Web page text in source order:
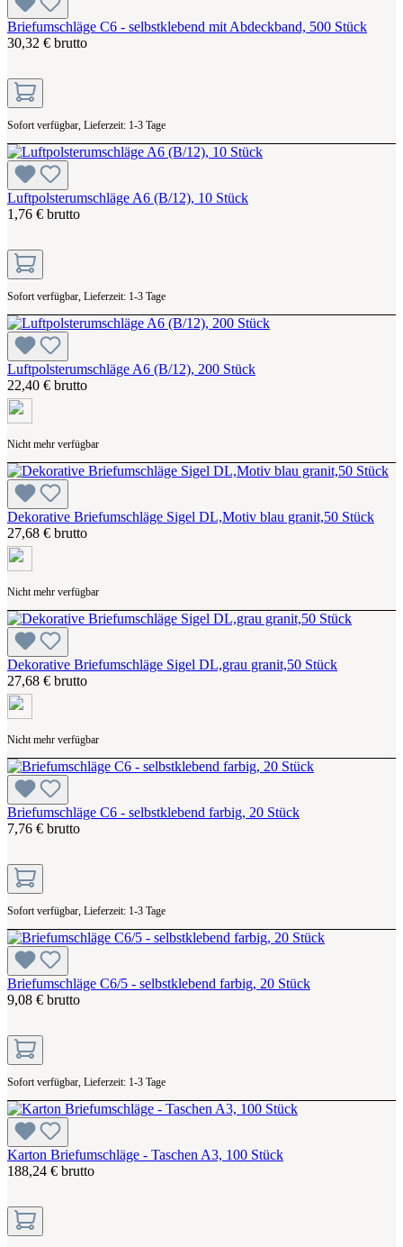
Briefumschläge C6 - selbstklebend mit Abdeckband, 500 Stück
30,32 € brutto
Sofort verfügbar, Lieferzeit: 1-3 Tage
Luftpolsterumschläge A6 (B/12), 10 Stück
1,76 € brutto
Sofort verfügbar, Lieferzeit: 1-3 Tage
Luftpolsterumschläge A6 (B/12), 200 Stück
22,40 € brutto
Nicht mehr verfügbar
Dekorative Briefumschläge Sigel DL,Motiv blau granit,50 Stück
27,68 € brutto
Nicht mehr verfügbar
Dekorative Briefumschläge Sigel DL,grau granit,50 Stück
27,68 € brutto
Nicht mehr verfügbar
Briefumschläge C6 - selbstklebend farbig, 20 Stück
7,76 € brutto
Sofort verfügbar, Lieferzeit: 1-3 Tage
Briefumschläge C6/5 - selbstklebend farbig, 20 Stück
9,08 € brutto
Sofort verfügbar, Lieferzeit: 1-3 Tage
Karton Briefumschläge - Taschen A3, 100 Stück
188,24 € brutto